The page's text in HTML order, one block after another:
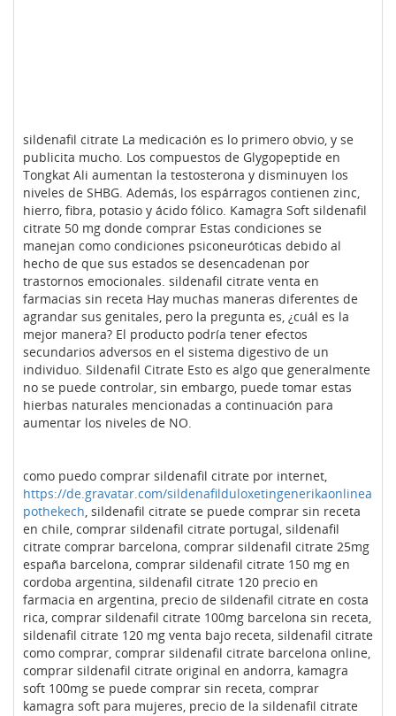
sildenafil citrate La medicación es lo primero obvio, y se
publicita mucho. Los compuestos de Glygopeptide en
Tongkat Ali aumentan la testosterona y disminuyen los
niveles de SHBG. Además, los espárragos contienen zinc,
hierro, fibra, potasio y ácido fólico. Kamagra Soft sildenafil
citrate 50 mg donde comprar Estas condiciones se
manejan como condiciones psiconeuróticas debido al
hecho de que sus estados se desencadenan por
trastornos emocionales. sildenafil citrate venta en
farmacias sin receta Hay muchas maneras diferentes de
agrandar sus genitales, pero la pregunta es, ¿cuál es la
mejor manera? El producto podría tener efectos
secundarios adversos en el sistema digestivo de un
individuo. Sildenafil Citrate Esto es algo que generalmente
no se puede controlar, sin embargo, puede tomar estas
hierbas naturales mencionadas a continuación para
aumentar los niveles de NO.
como puedo comprar sildenafil citrate por internet,
https://de.gravatar.com/sildenafilduloxetingenerikaonlinea
pothekech, sildenafil citrate se puede comprar sin receta
en chile, comprar sildenafil citrate portugal, sildenafil
citrate comprar barcelona, comprar sildenafil citrate 25mg
españa barcelona, comprar sildenafil citrate 150 mg en
cordoba argentina, sildenafil citrate 120 precio en
farmacia en argentina, precio de sildenafil citrate en costa
rica, comprar sildenafil citrate 100mg barcelona sin receta,
sildenafil citrate 120 mg venta bajo receta, sildenafil citrate
como comprar, comprar sildenafil citrate barcelona online,
comprar sildenafil citrate original en andorra, kamagra
soft 100mg se puede comprar sin receta, comprar
kamagra soft para mujeres, precio de la sildenafil citrate